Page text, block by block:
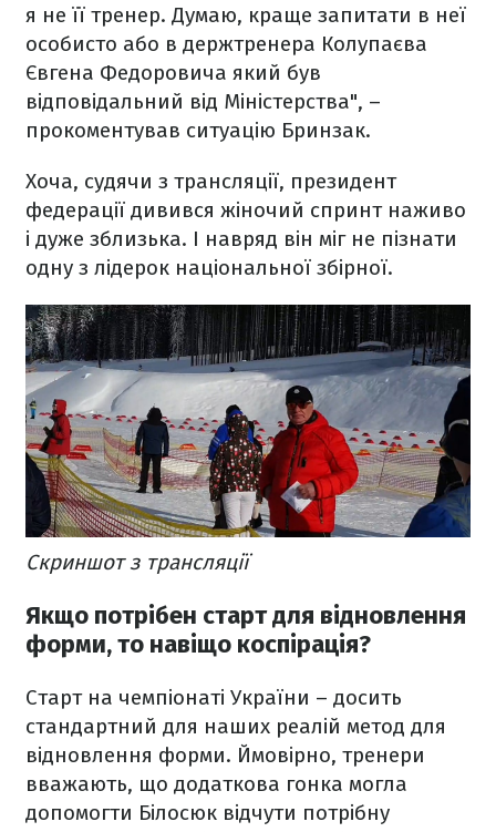
я не її тренер. Думаю, краще запитати в неї
особисто або в держтренера Колупаєва
Євгена Федоровича який був
відповідальний від Міністерства", –
прокоментував ситуацію Бринзак.
Хоча, судячи з трансляції, президент
федерації дивився жіночий спринт наживо
і дуже зблизька. І навряд він міг не пізнати
одну з лідерок національної збірної.
Скриншот з трансляції
Якщо потрібен старт для відновлення
форми, то навіщо коспірація?
Старт на чемпіонаті України – досить
стандартний для наших реалій метод для
відновлення форми. Ймовірно, тренери
вважають, що додаткова гонка могла
допомогти Білосюк відчути потрібну